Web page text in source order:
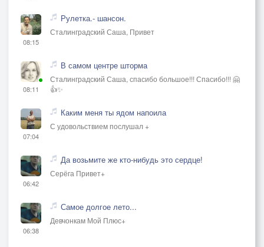
08:15
Рулетка.- шансон.
Сталинградский Саша, Привет
08:11
В самом центре шторма
Сталинградский Саша, спасибо большое!!! Спасибо!!! 🤗
👍✨
07:04
Каким меня ты ядом напоила
С удовольствием послушал +
06:42
Да возьмите же кто-нибудь это сердце!
Серёга Привет+
06:38
Самое долгое лето...
Девчонкам Мой Плюс+